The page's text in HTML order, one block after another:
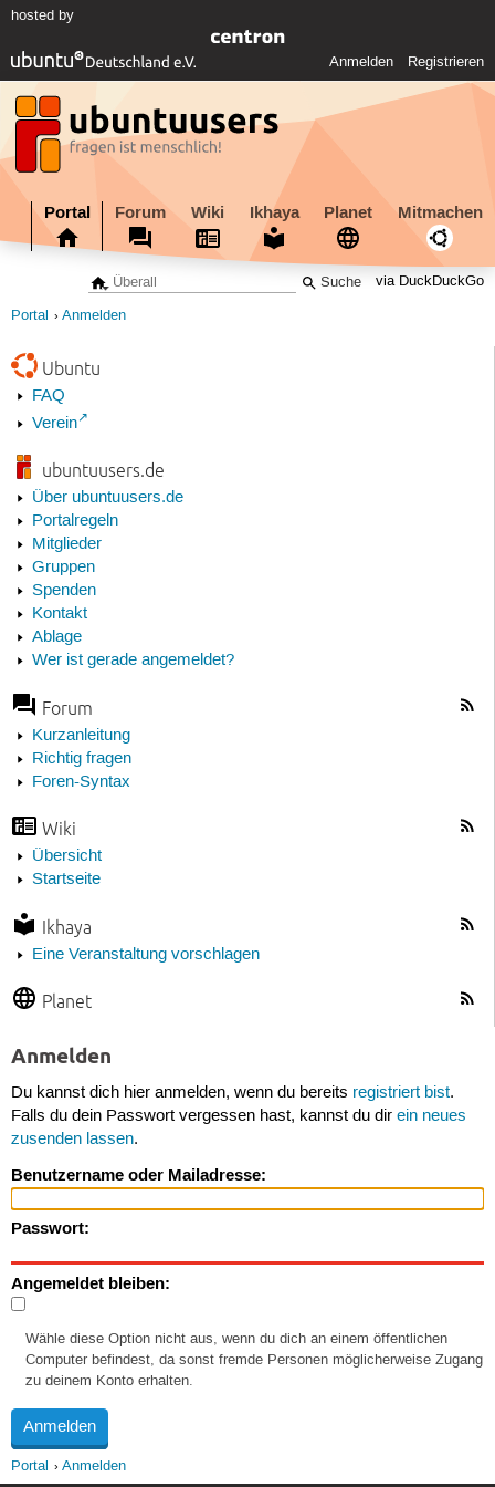
hosted by
Anmelden Registrieren
Portal Forum Wiki Ikhaya Planet Mitmachen
via DuckDuckGo
Portal Anmelden
Ubuntu
FAQ
Verein
ubuntuusers.de
Über ubuntuusers.de
Portalregeln
Mitglieder
Gruppen
Spenden
Kontakt
Ablage
Wer ist gerade angemeldet?
Forum
Kurzanleitung
Richtig fragen
Foren-Syntax
Wiki
Übersicht
Startseite
Ikhaya
Eine Veranstaltung vorschlagen
Planet
Anmelden
Du kannst dich hier anmelden, wenn du bereits registriert bist.
Falls du dein Passwort vergessen hast, kannst du dir ein neues
zusenden lassen.
Benutzername oder Mailadresse:
Passwort:
Angemeldet bleiben:
Wähle diese Option nicht aus, wenn du dich an einem öffentlichen
Computer befindest, da sonst fremde Personen möglicherweise Zugang
zu deinem Konto erhalten.
Portal Anmelden